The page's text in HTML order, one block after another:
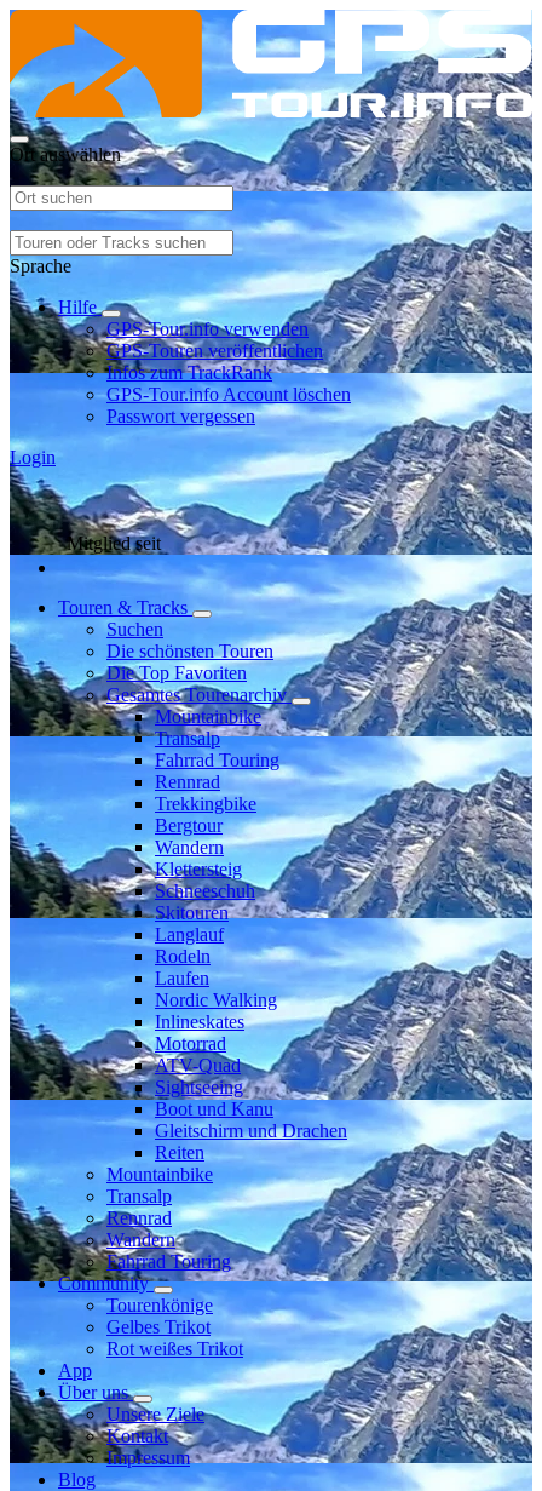
Ort auswählen
Sprache
Hilfe
GPS-Tour.info verwenden
GPS-Touren veröffentlichen
Infos zum TrackRank
GPS-Tour.info Account löschen
Passwort vergessen
Login
Mitglied seit
Touren & Tracks
Suchen
Die schönsten Touren
Die Top Favoriten
Gesamtes Tourenarchiv
Mountainbike
Transalp
Fahrrad Touring
Rennrad
Trekkingbike
Bergtour
Wandern
Klettersteig
Schneeschuh
Skitouren
Langlauf
Rodeln
Laufen
Nordic Walking
Inlineskates
Motorrad
ATV-Quad
Sightseeing
Boot und Kanu
Gleitschirm und Drachen
Reiten
Mountainbike
Transalp
Rennrad
Wandern
Fahrrad Touring
Community
Tourenkönige
Gelbes Trikot
Rot weißes Trikot
App
Über uns
Unsere Ziele
Kontakt
Impressum
Blog